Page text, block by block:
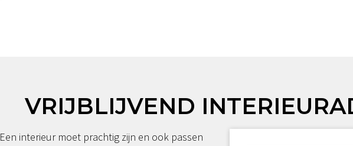
VRIJBLIJVEND
Een interieur moet prachtig zijn en ook passen